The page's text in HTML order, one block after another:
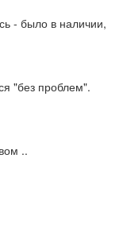
- было в наличии,
"без проблем".
..